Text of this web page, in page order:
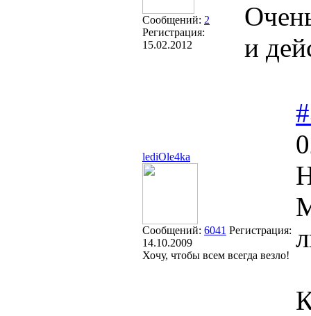
Сообщений: 2
Регистрация:
15.02.2012
и
lediOle4ka
Сообщений: 6041 Регистрация:
14.10.2009
Хочу, чтобы всем всегда везло!